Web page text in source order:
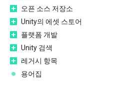
오픈 소스 저장소
Unity의 에셋 스토어
플랫폼 개발
Unity 검색
레거시 항목
용어집